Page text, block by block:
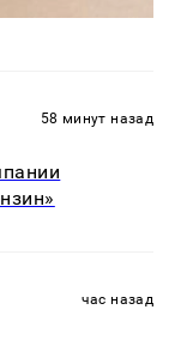
58 минут назад
час назад